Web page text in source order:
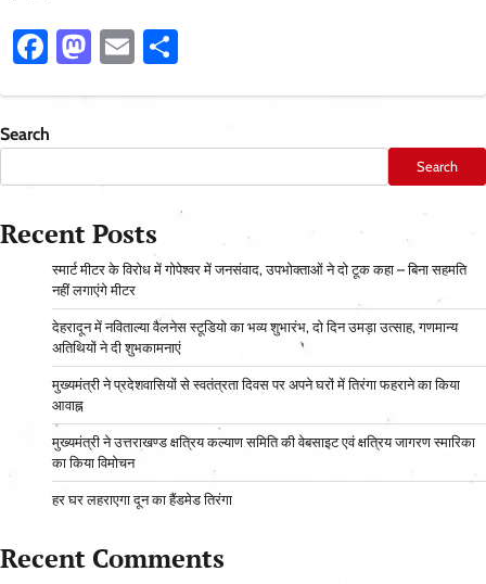
Facebook
Mastodon
Email
Search
Search
Recent Posts
स्मार्ट मीटर के विरोध में गोपेश्वर में जनसंवाद, उपभोक्ताओं ने दो टूक कहा – बिना सहमति
नहीं लगाएंगे मीटर
देहरादून में नविताल्या वैलनेस स्टूडियो का भव्य शुभारंभ, दो दिन उमड़ा उत्साह, गणमान्य
अतिथियों ने दी शुभकामनाएं
मुख्यमंत्री ने प्रदेशवासियों से स्वतंत्रता दिवस पर अपने घरों में तिरंगा फहराने का किया
आवाह्न
मुख्यमंत्री ने उत्तराखण्ड क्षत्रिय कल्याण समिति की वेबसाइट एवं क्षत्रिय जागरण स्मारिका
का किया विमोचन
हर घर लहराएगा दून का हैंडमेड तिरंगा
Recent Comments